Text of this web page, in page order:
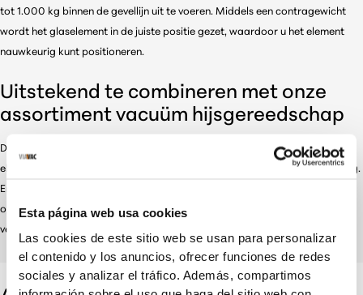
Esta página web usa cookies
Las cookies de este sitio web se usan para personalizar
el contenido y los anuncios, ofrecer funciones de redes
sociales y analizar el tráfico. Además, compartimos
tot 1.000 kg binnen de gevellijn uit te voeren. Middels een contragewicht
wordt het glaselement in de juiste positie gezet, waardoor u het element
nauwkeurig kunt positioneren.
Uitstekend te combineren met onze
assortiment vacuüm hijsgereedschap
De glaszuigers van VIAVAC en de Counter Balancer zijn uitstekend met
elkaar te combineren. Met de VIAVAC GBX hijst u glaselementen tot 800 kg.
En mocht u genoodzaakt zijn om kleine glaselementen direct onder het
overstek te plaatsen, dan kunt u hiervoor de VIAVAC GBL inzetten. Met het
verkorte ophangoog is hijsen in kleine ruimtes een fluitje van een cent.